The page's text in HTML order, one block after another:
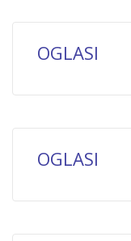
OGLASI
OGLASI